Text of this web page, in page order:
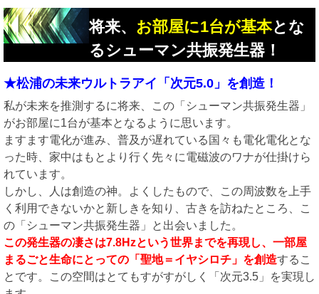
将来、 お部屋に1台が基本とな
るシューマン共振発生器！
★松浦の未来ウルトラアイ「次元5.0」を創造！
私が未来を推測するに将来、この「シューマン共振発生器」
がお部屋に1台が基本となるように思います。
ますます電化が進み、普及が遅れている国々も電化電化とな
った時、家中はもとより行く先々に電磁波のワナが仕掛けら
れています。
しかし、人は創造の神。よくしたもので、この周波数を上手
く利用できないかと新しきを知り、古きを訪ねたところ、こ
の「シューマン共振発生器」と出会いました。
この発生器の凄さは7.8Hzという世界までを再現し、一部屋
まるごと生命にとっての「聖地＝イヤシロチ」を創造するこ
とです。この空間はとてもすがすがしく「次元3.5」を実現し